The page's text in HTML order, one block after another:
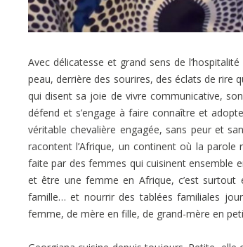
Avec délicatesse et grand sens de
peau, derrière des sourires, des éclats de rire
qui disent sa joie de vivre communicative,
défend et s’engage à faire connaître et
véritable chevalière engagée, sans peur et
racontent l’Afrique, un continent où la
faite par des femmes qui cuisinent ensemble
et être une femme en Afrique, c’est
famille… et nourrir des tablées familiales
femme, de mère en fille, de grand-mère en